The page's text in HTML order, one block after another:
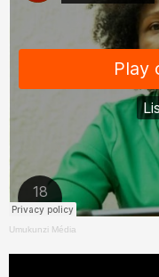
Umukunzi Média